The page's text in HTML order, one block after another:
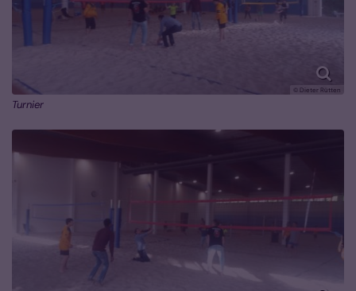
© Dieter Rütten
Turnier